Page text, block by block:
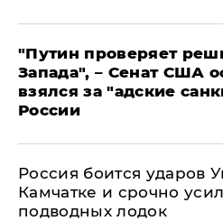
"Путин проверяет
Запада", – Сенат США
взялся за "адские
России
Россия боится ударов
Камчатке и срочно
подводных лодок